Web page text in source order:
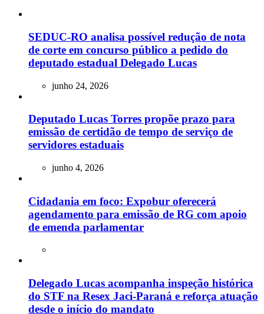
SEDUC-RO analisa possível redução de nota
de corte em concurso público a pedido do
deputado estadual Delegado Lucas
junho 24, 2026
Deputado Lucas Torres propõe prazo para
emissão de certidão de tempo de serviço de
servidores estaduais
junho 4, 2026
Cidadania em foco: Expobur oferecerá
agendamento para emissão de RG com apoio
de emenda parlamentar
Delegado Lucas acompanha inspeção histórica
do STF na Resex Jaci-Paraná e reforça atuação
desde o início do mandato